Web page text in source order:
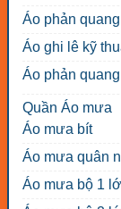
Áo phản
Áo ghi lê kỹ
Áo phản
Quần Áo mưa
Áo mưa bít
Áo mưa quân
Áo mưa bộ 1